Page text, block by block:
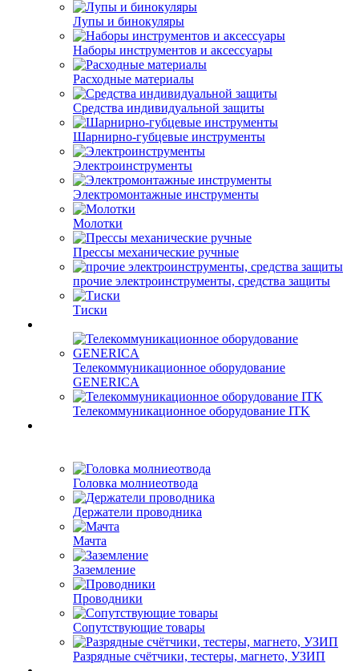
Лупы и бинокуляры
Наборы инструментов и аксессуары
Расходные материалы
Средства индивидуальной защиты
Шарнирно-губцевые инструменты
Электроинструменты
Электромонтажные инструменты
Молотки
Прессы механические ручные
прочие электроинструменты, средства защиты
Тиски
Телекоммуникационное оборудование
GENERICA
Телекоммуникационное оборудование ITK
Головка молниеотвода
Держатели проводника
Мачта
Заземление
Проводники
Сопутствующие товары
Разрядные счётчики, тестеры, магнето, УЗИП